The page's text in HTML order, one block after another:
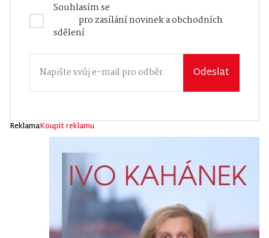
Souhlasím se
pro zasílání novinek a obchodních
sdělení
Odeslat
ReklamaKoupit reklamu